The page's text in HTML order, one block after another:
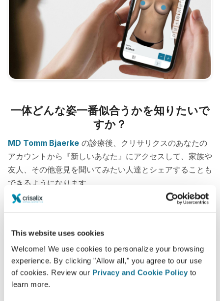
This website uses cookies
Welcome! We use cookies to personalize your browsing
experience. By clicking "Allow all," you agree to our use
of cookies. Review our Privacy and Cookie Policy to
learn more.
一体どんな姿一番似合うかを知りたいで
すか？
MD Tomm Bjaerke の診療後、クリサリクスのあなたの
アカウントから『新しいあなた』にアクセスして、家族や
友人、その他意見を聞いてみたい人達とシェアすることも
できるようになります。